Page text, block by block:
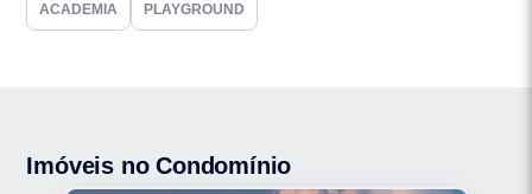
ACADEMIA PLAYGROUND
Imóveis no Condomínio